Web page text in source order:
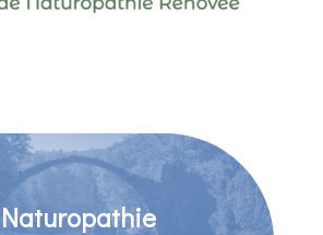
Naturopathie